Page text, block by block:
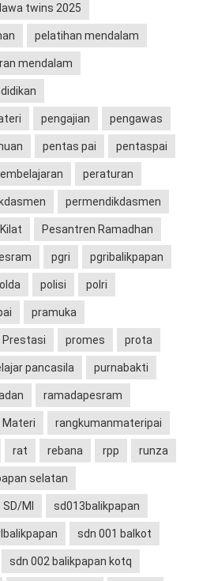
twins 2025
pelatihan mendalam
mendalam
pengajian pengawas
pentas pai pentaspai
peraturan
permendikdasmen
Pesantren Ramadhan
pgri pgribalikpapan
polisi polri
pramuka
Prestasi promes prota
pancasila purnabakti
ramadapesram
Materi rangkumanmateripai
rat rebana rpp runza
selatan
SD/MI sd013balikpapan
sdn 001 balkot
sdn 002 balikpapan kotq